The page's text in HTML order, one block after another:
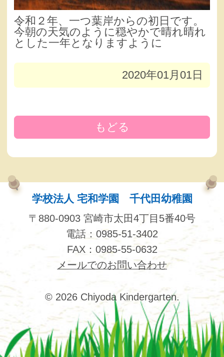
令和２年、一つ葉岸からの初日です。
今朝の天気のように穏やかで晴れ晴れ
とした一年となりますように
2020年01月01日
もどる
学校法人 宅和学園 千代田幼稚園
〒880-0903 宮崎市太田4丁目5番40号
電話：0985-51-3402
FAX：0985-55-0632
メールでのお問い合わせ
© 2026 Chiyoda Kindergarten.